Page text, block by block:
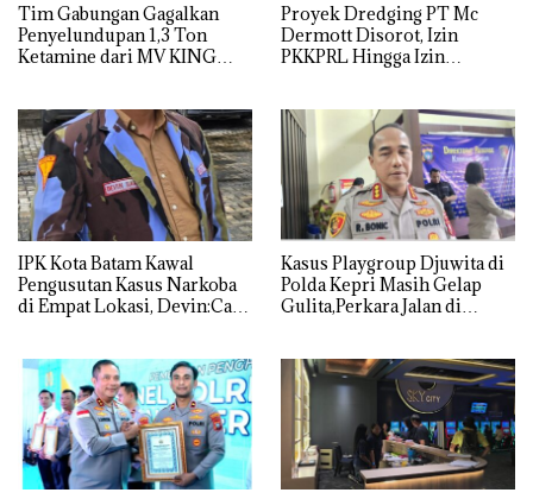
Tim Gabungan Gagalkan
Penyelundupan 1,3 Ton
Ketamine dari MV KING
Proyek Dredging PT Mc
Dermott Disorot, Izin
PKKPRL Hingga Izin
IPK Kota Batam Kawal
Pengusutan Kasus Narkoba
di Empat Lokasi, Devin:Cari
Kasus Playgroup Djuwita di
Polda Kepri Masih Gelap
Gulita,Perkara Jalan di